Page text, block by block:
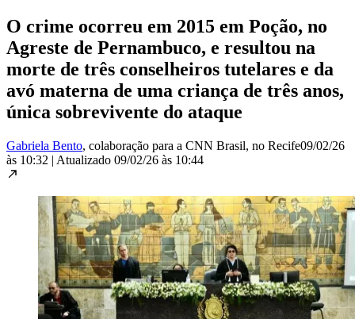
O crime ocorreu em 2015 em Poção, no
Agreste de Pernambuco, e resultou na
morte de três conselheiros tutelares e da
avó materna de uma criança de três anos,
única sobrevivente do ataque
Gabriela Bento, colaboração para a CNN Brasil, no Recife09/02/26
às 10:32 | Atualizado 09/02/26 às 10:44